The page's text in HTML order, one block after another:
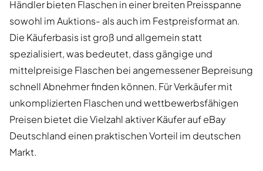
Händler bieten Flaschen in einer breiten Preisspanne
sowohl im Auktions- als auch im Festpreisformat an.
Die Käuferbasis ist groß und allgemein statt
spezialisiert, was bedeutet, dass gängige und
mittelpreisige Flaschen bei angemessener Bepreisung
schnell Abnehmer finden können. Für Verkäufer mit
unkomplizierten Flaschen und wettbewerbsfähigen
Preisen bietet die Vielzahl aktiver Käufer auf eBay
Deutschland einen praktischen Vorteil im deutschen
Markt.